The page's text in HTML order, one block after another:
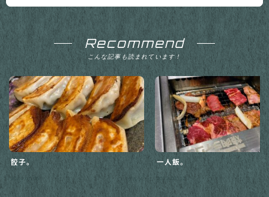
Follow Me
Recommend
こんな記事も読まれています！
餃子。
2024.07.05 グルメ
一人飯。
2023.07.12